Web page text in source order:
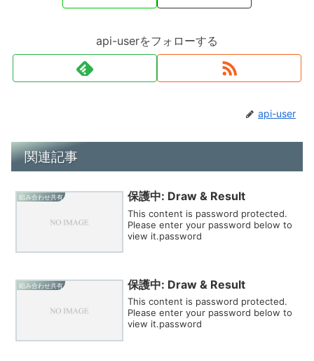
api-userをフォローする
api-user
関連記事
組み合わせ共有 保護中: Draw & Result
This content is password protected.
Please enter your password below to
view it.password
組み合わせ共有 保護中: Draw & Result
This content is password protected.
Please enter your password below to
view it.password